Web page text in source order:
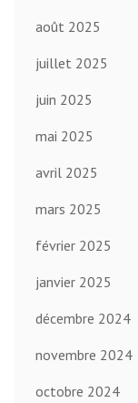
août 2025
juillet 2025
juin 2025
mai 2025
avril 2025
mars 2025
février 2025
janvier 2025
décembre 2024
novembre 2024
octobre 2024